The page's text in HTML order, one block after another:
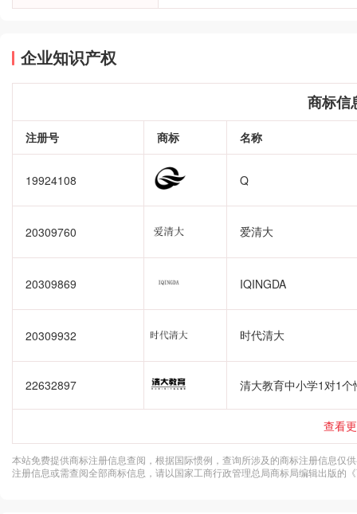
企业知识产权
商标信
注册号 商标 名称
19924108 Q
20309760 爱清大
20309869 IQINGDA
20309932 时代清大
22632897 清大教育中小学1对1个
查看
本站免费提供商标注册信息查阅，根据国际惯例，查询所涉及的商标注册信息仅
注册信息或需查阅全部商标信息，请以国家工商行政管理总局商标局编辑出版的